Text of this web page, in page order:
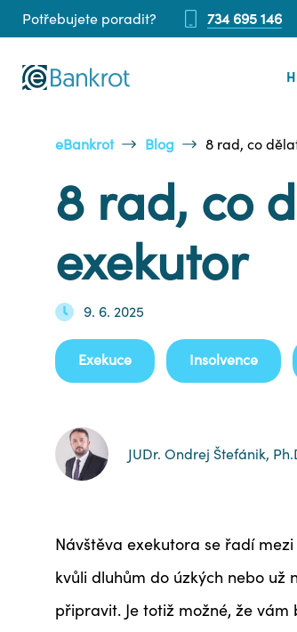
Potřebujete poradit? 734 695 146
eBankrot Blog 8 rad, co
8 rad, co
exekutor
9. 6. 2025
Exekuce Insolvence
JUDr. Ondrej Štefánik,
Návštěva exekutora se řadí
kvůli dluhům do úzkých nebo už
připravit. Je totiž možné, že